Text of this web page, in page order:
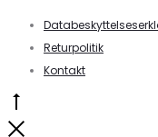
Returpolitik
Kontakt